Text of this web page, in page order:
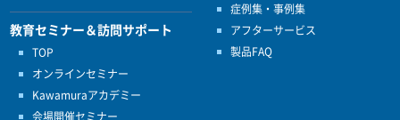
教育セミナー＆訪問サポート
TOP
オンラインセミナー
Kawamuraアカデミー
会場開催セミナー
症例集・事例集
アフターサービス
製品FAQ